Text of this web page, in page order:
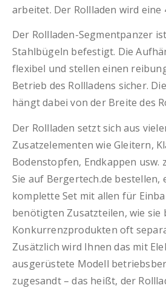
arbeitet. Der Rollladen wird eine
Der Rollladen-Segmentpanzer
Stahlbügeln befestigt. Die
flexibel und stellen einen
Betrieb des Rollladens sicher.
hängt dabei von der Breite des
Der Rollladen setzt sich aus
Zusatzelementen wie Gleitern,
Bodenstopfen, Endkappen usw.
Sie auf Bergertech.de bestellen,
komplette Set mit allen für
benötigten Zusatzteilen, wie sie
Konkurrenzprodukten oft
Zusätzlich wird Ihnen das mit
ausgerüstete Modell
zugesandt – das heißt, der